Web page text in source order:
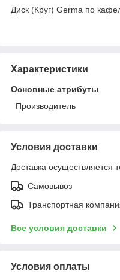
Диск (Круг) Germa по
Характеристики
Основные атрибуты
Производитель
Условия доставки
Доставка осуществляется
Самовывоз
Транспортная
Все условия доставки
Условия оплаты